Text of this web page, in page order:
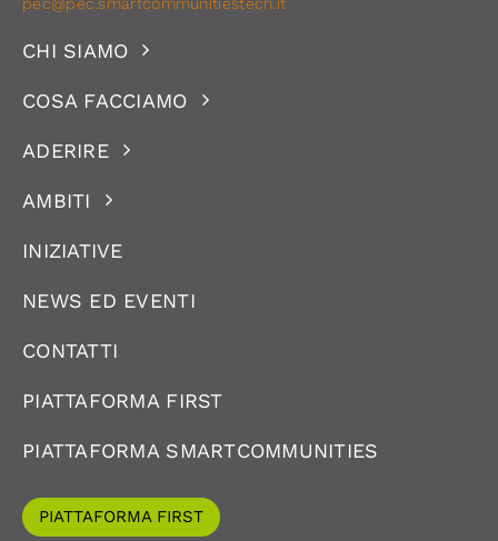
CHI SIAMO
COSA FACCIAMO
ADERIRE
AMBITI
INIZIATIVE
NEWS ED EVENTI
CONTATTI
PIATTAFORMA FIRST
PIATTAFORMA SMARTCOMMUNITIES
PIATTAFORMA FIRST